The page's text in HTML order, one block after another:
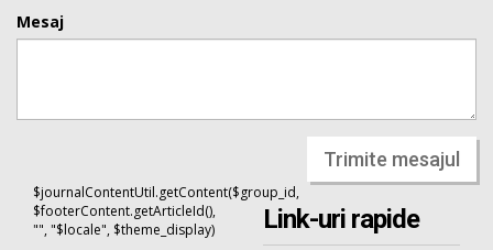
Mesaj
Trimite mesajul
$journalContentUtil.getContent($group_id,
$footerContent.getArticleId(),
"", "$locale", $theme_display)
Link-uri rapide